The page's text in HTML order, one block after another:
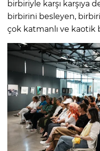
birbiriyle karşı karşıya
birbirini besleyen,
çok katmanlı ve kaotik